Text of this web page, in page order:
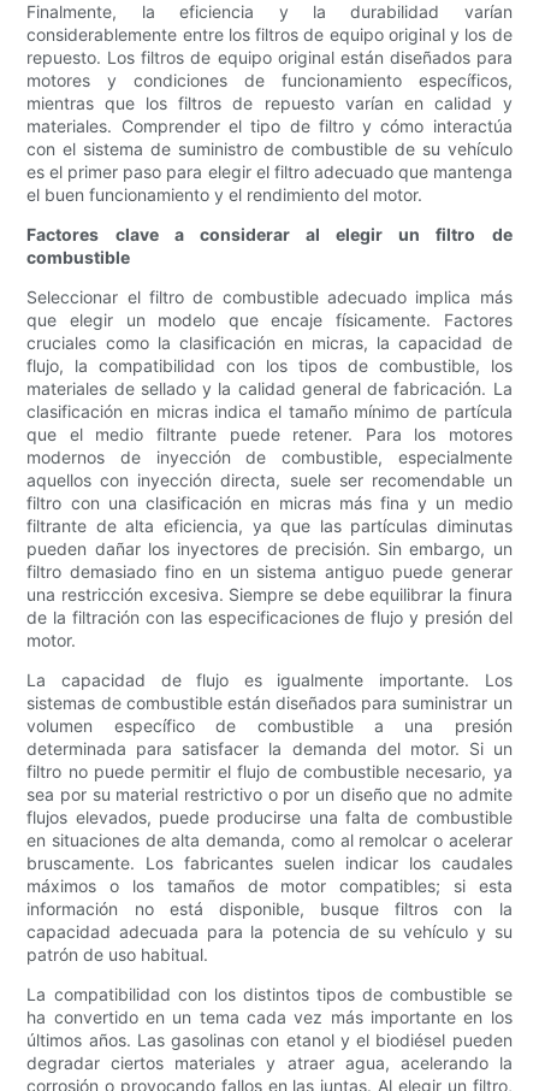
Finalmente, la eficiencia y la durabilidad varían
considerablemente entre los filtros de equipo original y los de
repuesto. Los filtros de equipo original están diseñados para
motores y condiciones de funcionamiento específicos,
mientras que los filtros de repuesto varían en calidad y
materiales. Comprender el tipo de filtro y cómo interactúa
con el sistema de suministro de combustible de su vehículo
es el primer paso para elegir el filtro adecuado que mantenga
el buen funcionamiento y el rendimiento del motor.
Factores clave a considerar al elegir un filtro de
combustible
Seleccionar el filtro de combustible adecuado implica más
que elegir un modelo que encaje físicamente. Factores
cruciales como la clasificación en micras, la capacidad de
flujo, la compatibilidad con los tipos de combustible, los
materiales de sellado y la calidad general de fabricación. La
clasificación en micras indica el tamaño mínimo de partícula
que el medio filtrante puede retener. Para los motores
modernos de inyección de combustible, especialmente
aquellos con inyección directa, suele ser recomendable un
filtro con una clasificación en micras más fina y un medio
filtrante de alta eficiencia, ya que las partículas diminutas
pueden dañar los inyectores de precisión. Sin embargo, un
filtro demasiado fino en un sistema antiguo puede generar
una restricción excesiva. Siempre se debe equilibrar la finura
de la filtración con las especificaciones de flujo y presión del
motor.
La capacidad de flujo es igualmente importante. Los
sistemas de combustible están diseñados para suministrar un
volumen específico de combustible a una presión
determinada para satisfacer la demanda del motor. Si un
filtro no puede permitir el flujo de combustible necesario, ya
sea por su material restrictivo o por un diseño que no admite
flujos elevados, puede producirse una falta de combustible
en situaciones de alta demanda, como al remolcar o acelerar
bruscamente. Los fabricantes suelen indicar los caudales
máximos o los tamaños de motor compatibles; si esta
información no está disponible, busque filtros con la
capacidad adecuada para la potencia de su vehículo y su
patrón de uso habitual.
La compatibilidad con los distintos tipos de combustible se
ha convertido en un tema cada vez más importante en los
últimos años. Las gasolinas con etanol y el biodiésel pueden
degradar ciertos materiales y atraer agua, acelerando la
corrosión o provocando fallos en las juntas. Al elegir un filtro,